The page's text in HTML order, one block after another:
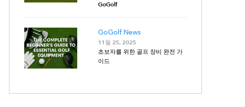
GoGolf
GoGolf News
11월 25, 2025
초보자를 위한 골프 장비 완전 가
이드